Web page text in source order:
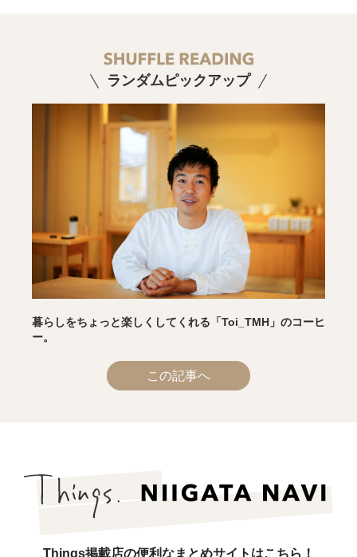
ランダムピックアップ
暮らしをちょっと楽しくしてくれる「Toi_TMH」のコーヒ
ー。
この記事へ
Things掲載店の便利なまとめサイトはこちら！